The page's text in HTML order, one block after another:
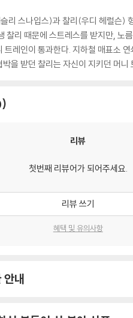
리 스나입스)과 찰리(우디 헤럴슨)
찰리 때문에 스트레스를 받지만, 노
트레인이 통과한다. 지하철 매표소
을 받던 찰리는 자신이 지키던 머니
리뷰
첫번째 리뷰어가 되어주세요.
리뷰 쓰기
혜택 및 유의사항
내